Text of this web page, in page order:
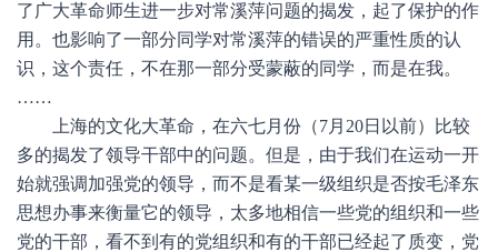
了广大革命师生进一步对常溪萍问题的揭发，起了保护的作
用。也影响了一部分同学对常溪萍的错误的严重性质的认
识，这个责任，不在那一部分受蒙蔽的同学，而是在我。
……
上海的文化大革命，在六七月份（7月20日以前）比较
多的揭发了领导干部中的问题。但是，由于我们在运动一开
始就强调加强党的领导，而不是看某一级组织是否按毛泽东
思想办事来衡量它的领导，太多地相信一些党的组织和一些
党的干部，看不到有的党组织和有的干部已经起了质变，党